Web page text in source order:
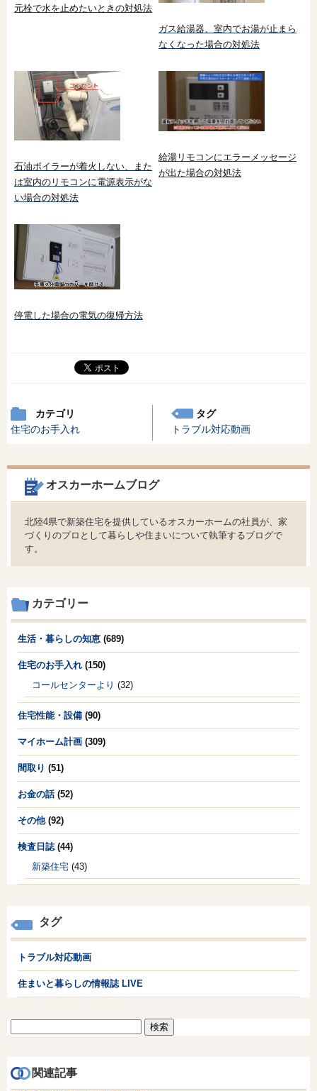
元栓で水を止めたいときの対処法
ガス給湯器、室内でお湯が止まら
なくなった場合の対処法
石油ボイラーが着火しない、また
は室内のリモコンに電源表示がな
い場合の対処法
給湯リモコンにエラーメッセージ
が出た場合の対処法
停電した場合の電気の復帰方法
カテゴリ
住宅のお手入れ
タグ
トラブル対応動画
オスカーホームブログ
北陸4県で新築住宅を提供しているオスカーホームの社員が、家
づくりのプロとして暮らしや住まいについて執筆するブログで
す。
カテゴリー
生活・暮らしの知恵 (689)
住宅のお手入れ (150)
コールセンターより (32)
住宅性能・設備 (90)
マイホーム計画 (309)
間取り (51)
お金の話(52)
その他(92)
検査日誌(44)
新築住宅 (43)
タグ
トラブル対応動画
住まいと暮らしの情報誌 LIVE
関連記事